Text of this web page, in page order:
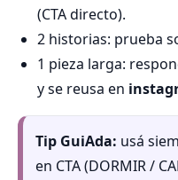
(CTA directo).
2 historias: prueba
1 pieza larga:
y se reusa en
Tip GuiAda: usá
en CTA (DORMIR /